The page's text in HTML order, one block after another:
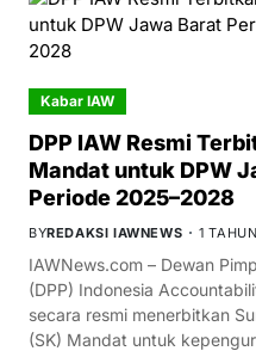
Kabar IAW
DPP IAW Resmi
Mandat untuk DPW
Periode 2025–2028
BYREDAKSI IAWNEWS 1
IAWNews.com – Dewan
(DPP) Indonesia
secara resmi menerbitkan
(SK) Mandat untuk